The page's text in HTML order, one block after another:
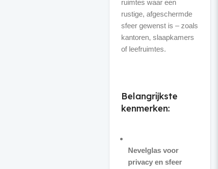
ruimtes waar een
rustige, afgeschermde
sfeer gewenst is – zoals
kantoren, slaapkamers
of leefruimtes.
Belangrijkste
kenmerken:
Nevelglas voor
privacy en sfeer